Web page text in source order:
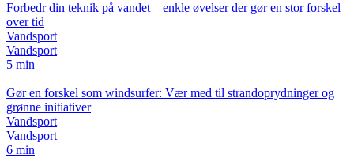
Forbedr din teknik på vandet – enkle øvelser der gør en stor forskel
over tid
Vandsport
Vandsport
5 min
Gør en forskel som windsurfer: Vær med til strandoprydninger og
grønne initiativer
Vandsport
Vandsport
6 min